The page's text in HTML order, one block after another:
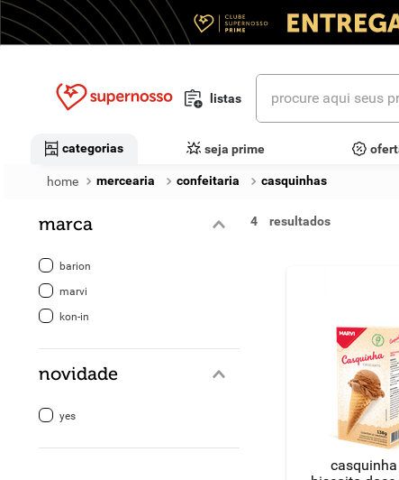
listas
procure aqui seus
categorias seja prime
mercearia confeitaria casquinhas
marca
barion
marvi
kon-in
novidade
yes
4
casquinha
termos mais buscados